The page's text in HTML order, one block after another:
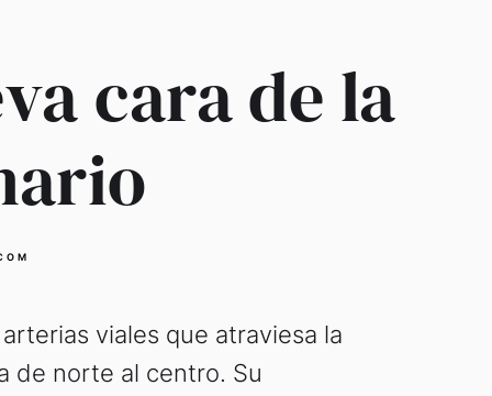
cara de la
viales que atraviesa la
de norte al centro. Su